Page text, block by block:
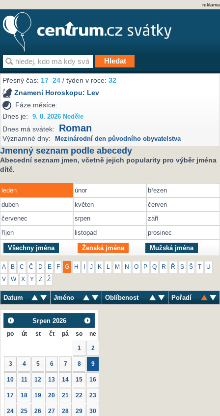
reklama
Přesný čas:17 24 / týden v roce:32
Znamení Horoskopu: Lev
Fáze měsíce:
Dnes je:
9. 8. 2026 Neděle
Dnes má svátek: Roman
Významné dny: Mezinárodní den původního obyvatelstva
Jmenný seznam podle abecedy
Abecední seznam jmen, včetně jejich popularity pro výběr jména
dítě.
leden únor
březen
duben
květen
červen
červenec
srpen
září
říjen
listopad prosinec
Všechny jména Ženská jména Mužská jména
A B C Č D E F G H J K M N O P Q R Ř S Š U
V W X Y Z Ž
Datum Jméno Oblíbenost Pořadí
Srpen 2026
po út st čt pá so ne
1 2
3 4 5 6 7 8 9
10 11 12 13 14 15 16
17 18 19 20 21 22 23
24 25 26 27 28 29 30